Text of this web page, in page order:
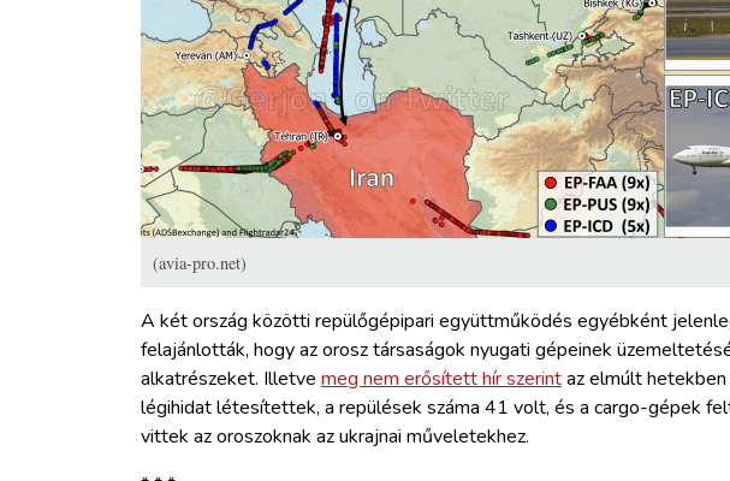
(avia-pro.net)
A két ország közötti repülőgépipari együttműködés egyébként
felajánlották, hogy az orosz társaságok nyugati gépeinek
alkatrészeket. Illetve meg nem erősített hír szerintaz elmúlt
légihidat létesítettek, a repülések száma 41 volt, és a cargo-gépek
vittek az oroszoknak az ukrajnai műveletekhez.